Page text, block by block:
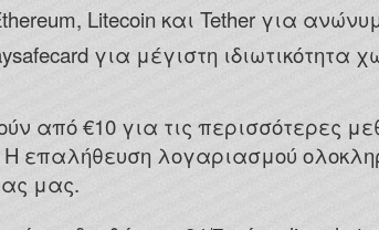
Litecoin και Tether για
για μέγιστη
από €10 για τις περισσότερες
Η επαλήθευση λογαριασμού
μας.